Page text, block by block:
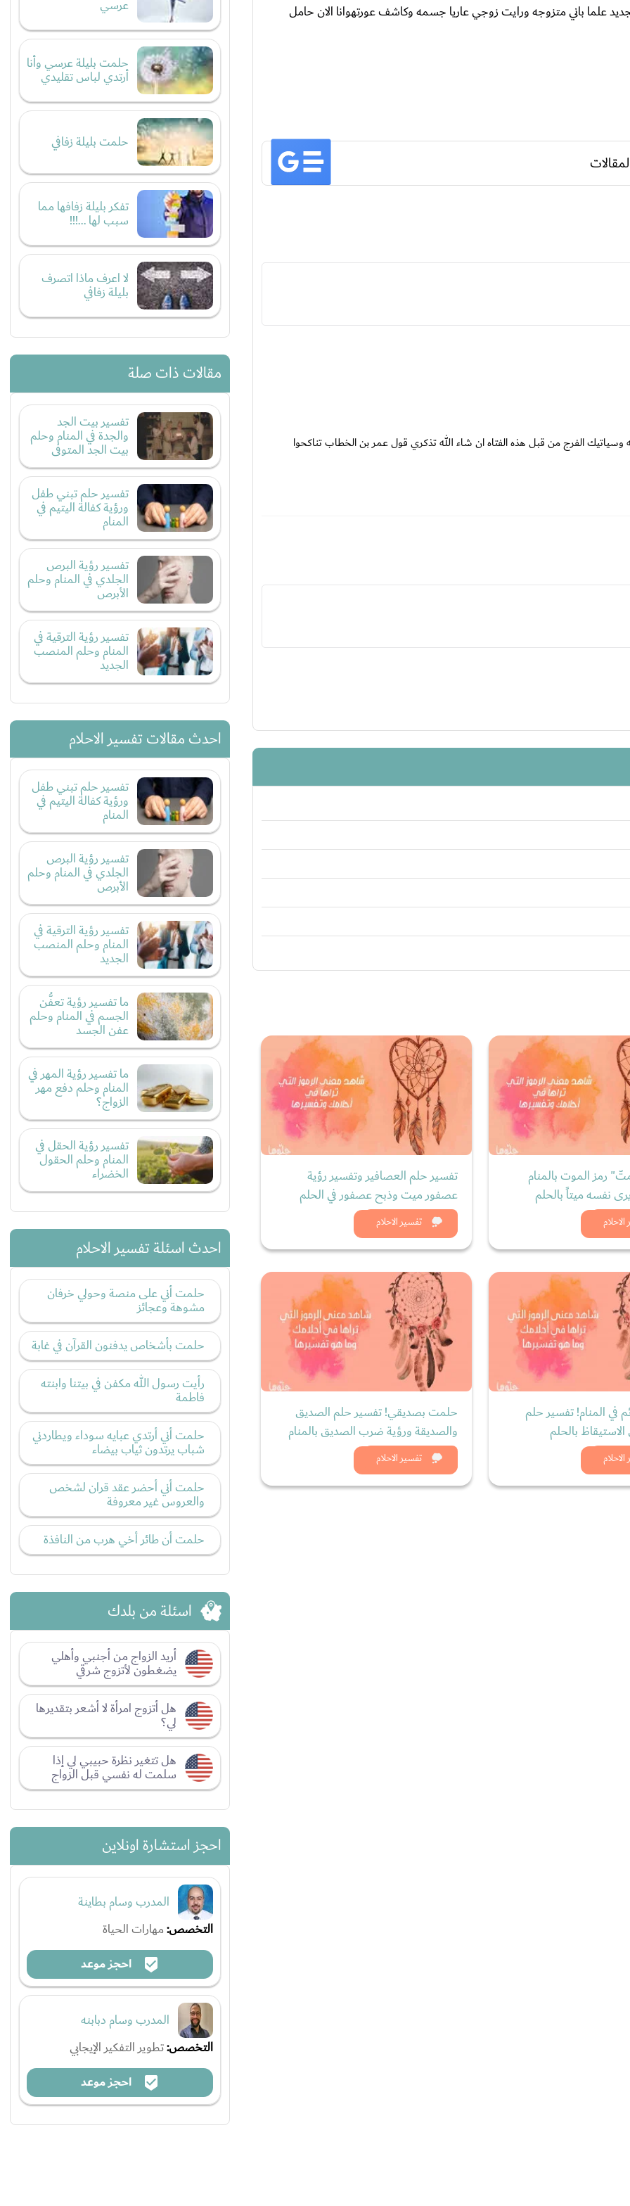
علما باني متزوجه ورايت زوجي عاريا جسمه وكاشف عورتهوانا الان حامل
وسياتيك الفرج من قبل هذه الفتاه ان شاء الله تذكري قول عمر بن الخطاب تناكحوا
رمز الموت بالمنام
نفسه ميتاً بالحلم
الان
تفسير الاحلام
تفسير حلم العصافير وتفسير رؤية
عصفور ميت وذبح عصفور في الحلم
شاهد الان
في المنام! تفسير حلم
بالحلم
الان
تفسير الاحلام
حلمت بصديقي! تفسير حلم الصديق
والصديقة ورؤية ضرب الصديق بالمنام
شاهد الان
عرسي
حلمت بليلة عرسي وأنا
أرتدي لباس تقليدي
حلمت بليلة زفافي
تفكر بليلة زفافها مما
سبب لها ...!!!
لا اعرف ماذا اتصرف
بليلة زفافي
مقالات ذات صلة
تفسير بيت الجد
والجدة في المنام وحلم
بيت الجد المتوفى
تفسير حلم تبني طفل
ورؤية كفالة اليتيم في
المنام
تفسير رؤية البرص
الجلدي في المنام وحلم
الأبرص
تفسير رؤية الترقية في
المنام وحلم المنصب
الجديد
احدث مقالات تفسير الاحلام
تفسير حلم تبني طفل
ورؤية كفالة اليتيم في
المنام
تفسير رؤية البرص
الجلدي في المنام وحلم
الأبرص
تفسير رؤية الترقية في
المنام وحلم المنصب
الجديد
ما تفسير رؤية تعفُّن
الجسم في المنام وحلم
عفن الجسد
ما تفسير رؤية المهر في
المنام وحلم دفع مهر
الزواج؟
تفسير رؤية الحقل في
المنام وحلم الحقول
الخضراء
احدث اسئلة تفسير الاحلام
حلمت أني على منصة وحولي خرفان
مشوهة وعجائز
حلمت بأشخاص يدفنون القرآن في غابة
رأيت رسول الله مكفن في بيتنا وابنته
فاطمة
حلمت أني أرتدي عبايه سوداء ويطاردني
شباب يرتدون ثياب بيضاء
حلمت أني أحضر عقد قران لشخص
والعروس غير معروفة
حلمت أن طائر أخي هرب من النافذة
اسئلة من بلدك
أريد الزواج من أجنبي وأهلي
يضغطون لأتزوج شرقي
هل أتزوج امرأة لا أشعر بتقديرها
لي؟
هل تتغير نظرة حبيبي لي إذا
سلمت له نفسي قبل الزواج
احجز استشارة اونلاين
المدرب وسام بطاينة
التخصص:مهارات الحياة
احجز موعد
المدرب وسام دبابنه
التخصص:تطوير التفكير الإيجابي
احجز موعد